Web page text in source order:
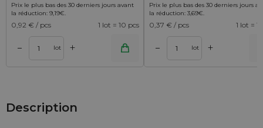
Prix le plus bas des 30 derniers jours avant
la réduction: 9,19€.
0,92 € / pcs 1 lot = 10 pcs
– lot +
Prix le plus bas des 30 derniers jours
la réduction: 3,69€.
0,37 € / pcs 1 lot =
– lot +
Ajouter au panier
Description